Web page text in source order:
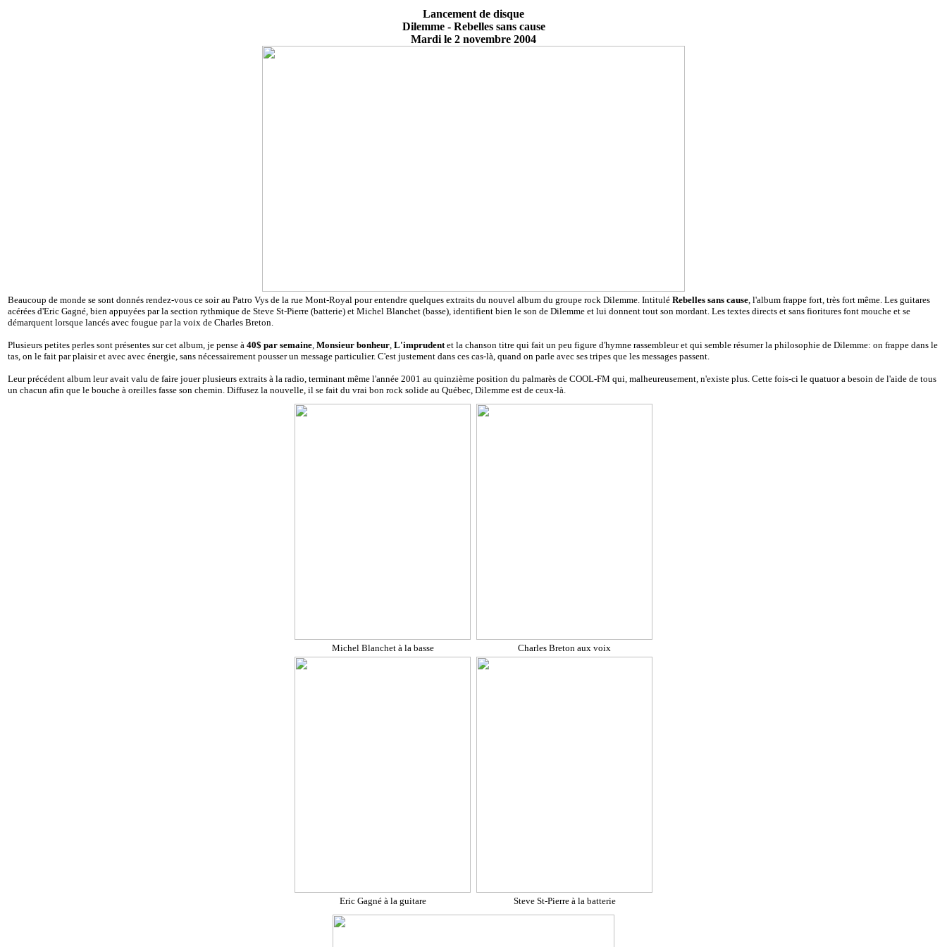
Lancement de disque
Dilemme - Rebelles sans cause
Mardi le 2 novembre 2004
Beaucoup de monde se sont donnés rendez-vous ce soir au Patro Vys de la rue Mont-Royal pour entendre quelques extraits du nouvel album du groupe rock Dilemme. Intitulé Rebelles sans cause, l'album frappe fort, très fort même. Les guitares
acérées d'Eric Gagné, bien appuyées par la section rythmique de Steve St-Pierre (batterie) et Michel Blanchet (basse), identifient bien le son de Dilemme et lui donnent tout son mordant. Les textes directs et sans fioritures font mouche et se
démarquent lorsque lancés avec fougue par la voix de Charles Breton.
Plusieurs petites perles sont présentes sur cet album, je pense à 40$ par semaine, Monsieur bonheur, L'imprudentet la chanson titre qui fait un peu figure d'hymne rassembleur et qui semble résumer la philosophie de Dilemme: on frappe dans le
tas, on le fait par plaisir et avec avec énergie, sans nécessairement pousser un message particulier. C'est justement dans ces cas-là, quand on parle avec ses tripes que les messages passent.
Leur précédent album leur avait valu de faire jouer plusieurs extraits à la radio, terminant même l'année 2001 au quinzième position du palmarès de COOL-FM qui, malheureusement, n'existe plus. Cette fois-ci le quatuor a besoin de l'aide de tous
un chacun afin que le bouche à oreilles fasse son chemin. Diffusez la nouvelle, il se fait du vrai bon rock solide au Québec, Dilemme est de ceux-là.
Michel Blanchet à la basse Charles Breton aux voix
Eric Gagné à la guitare Steve St-Pierre à la batterie